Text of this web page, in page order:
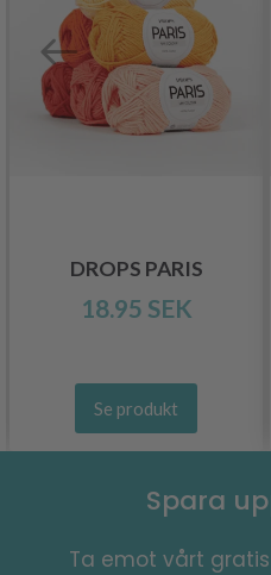
DROPS PARIS
18.95 SEK
Se produkt
Spara
Ta emot vårt